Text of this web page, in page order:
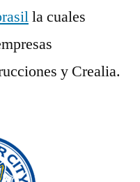
la cuales
y Crealia.